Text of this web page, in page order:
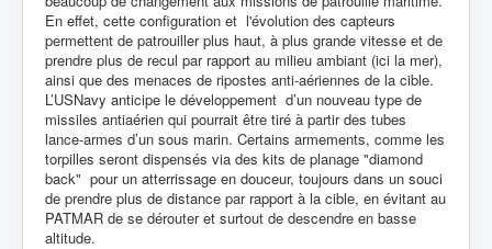
En effet, cette configuration et l'évolution des capteurs
permettent de patrouiller plus haut, à plus grande vitesse et de
prendre plus de recul par rapport au milieu ambiant (ici la mer),
ainsi que des menaces de ripostes anti-aériennes de la cible.
L’USNavy anticipe le développement d’un nouveau type de
missiles antiaérien qui pourrait être tiré à partir des tubes
lance-armes d’un sous marin. Certains armements, comme les
torpilles seront dispensés via des kits de planage "diamond
back" pour un atterrissage en douceur, toujours dans un souci
de prendre plus de distance par rapport à la cible, en évitant au
PATMAR de se dérouter et surtout de descendre en basse
altitude.